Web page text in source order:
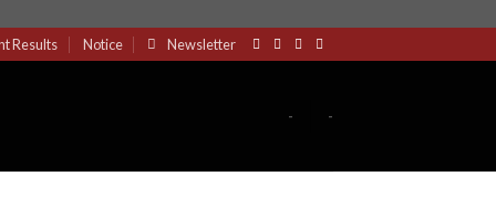
Results Notice Newsletter
- -